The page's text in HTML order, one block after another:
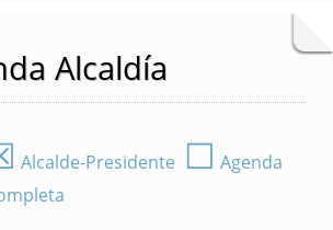
Alcaldía
Alcalde-Presidente ☐ Agenda